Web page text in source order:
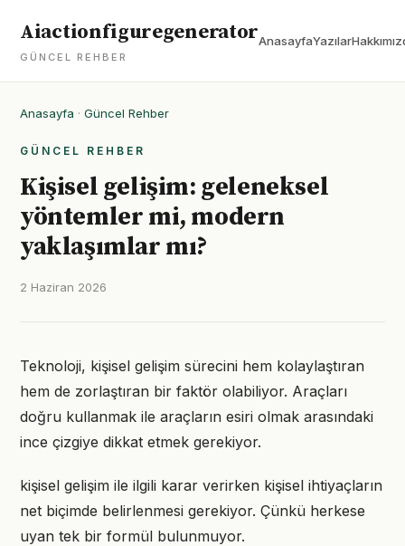
Aiactionfiguregenerator
GÜNCEL REHBER
AnasayfaYazılar
Anasayfa · Güncel Rehber
GÜNCEL REHBER
Kişisel gelişim: geleneksel
yöntemler mi, modern
yaklaşımlar mı?
2 Haziran 2026
Teknoloji, kişisel gelişim sürecini hem kolaylaştıran
hem de zorlaştıran bir faktör olabiliyor. Araçları
doğru kullanmak ile araçların esiri olmak arasındaki
ince çizgiye dikkat etmek gerekiyor.
kişisel gelişim ile ilgili karar verirken kişisel ihtiyaçların
net biçimde belirlenmesi gerekiyor. Çünkü herkese
uyan tek bir formül bulunmuyor.